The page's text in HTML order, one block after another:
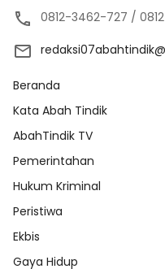
0812-3462-727 /
Beranda
Kata Abah Tindik
AbahTindik TV
Pemerintahan
Hukum Kriminal
Peristiwa
Ekbis
Gaya Hidup